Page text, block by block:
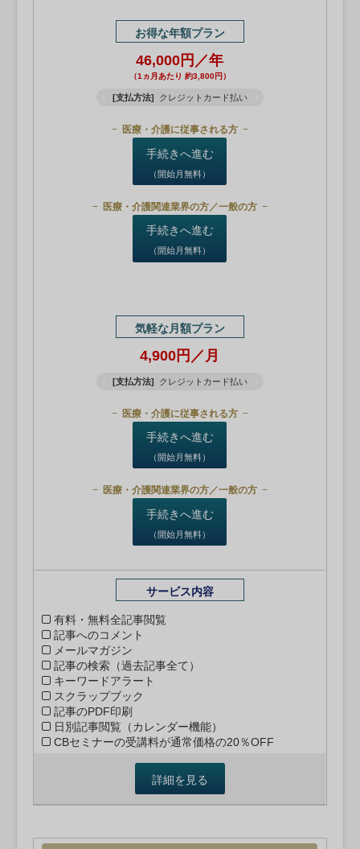
お得な年額プラン
46,000円／年
（1ヵ月あたり 約3,800円）
[支払方法] クレジットカード払い
医療・介護に従事される方
手続きへ進む
（開始月無料）
医療・介護関連業界の方／一般の方
手続きへ進む
（開始月無料）
気軽な月額プラン
4,900円／月
[支払方法] クレジットカード払い
医療・介護に従事される方
手続きへ進む
（開始月無料）
医療・介護関連業界の方／一般の方
手続きへ進む
（開始月無料）
サービス内容
有料・無料全記事閲覧
記事へのコメント
メールマガジン
記事の検索（過去記事全て）
キーワードアラート
スクラップブック
記事のPDF印刷
日別記事閲覧（カレンダー機能）
CBセミナーの受講料が通常価格の20％OFF
詳細を見る